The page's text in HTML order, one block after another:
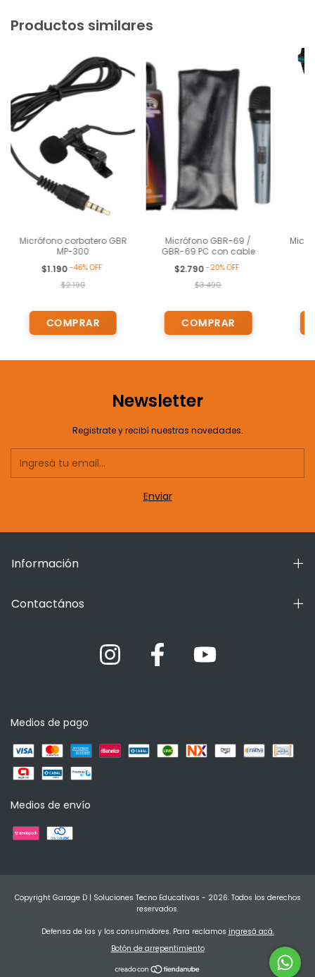
Productos similares
Micrófono corbatero GBR
MP-300
$1.190-46%OFF
$2.190
Micrófono GBR-69 /
GBR-69 PC con cable
$2.790-20%OFF
$3.490
Newsletter
Registrate y recibí nuestras novedades.
Información
Contactános
Medios de pago
Medios de envío
Copyright Garage D | Soluciones Tecno Educativas - 2026. Todos los derechos
reservados.
Defensa de las y los consumidores. Para reclamos ingresá acá.
Botón de arrepentimiento